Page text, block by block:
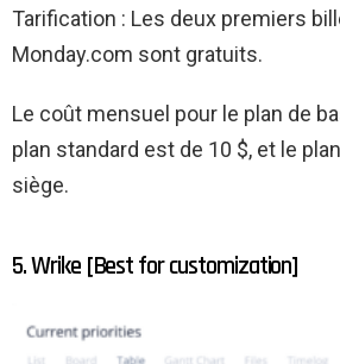
Tarification : Les deux premiers
Monday.com sont gratuits.
Le coût mensuel pour le plan de
plan standard est de 10 $, et le
siège.
5. Wrike [Best for customization]